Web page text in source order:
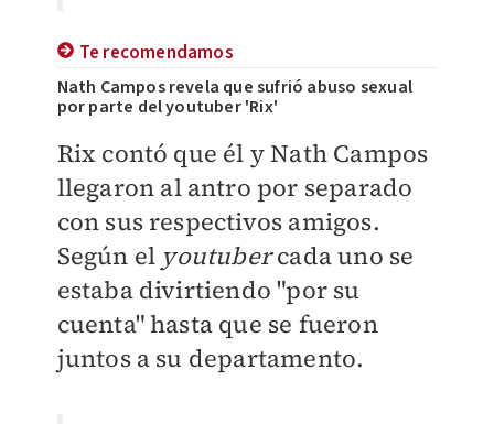
Te recomendamos
Nath Campos revela que sufrió abuso sexual
por parte del youtuber 'Rix'
Rix contó que él y Nath Campos
llegaron al antro por separado
con sus respectivos amigos.
Según el youtubercada uno se
estaba divirtiendo "por su
cuenta" hasta que se fueron
juntos a su departamento.